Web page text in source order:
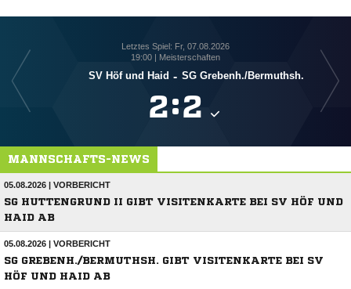
Letztes Spiel: Fr, 07.08.2026
19:00 | Meisterschaften
SV Höf und Haid - SG Grebenh./​Bermuthsh.
:
MANNSCHAFTS-NEWS
05.08.2026 | VORBERICHT
SG HUTTENGRUND II GIBT VISITENKARTE BEI SV HÖF UND
HAID AB
05.08.2026 | VORBERICHT
SG GREBENH./BERMUTHSH. GIBT VISITENKARTE BEI SV
HÖF UND HAID AB